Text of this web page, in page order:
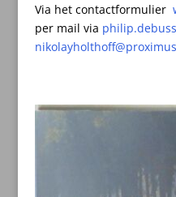
Via het contactformulier
per mail via